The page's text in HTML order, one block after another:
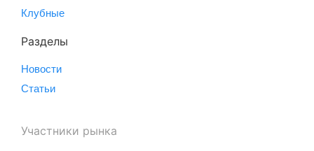
Клубные
Разделы
Новости
Статьи
Участники рынка